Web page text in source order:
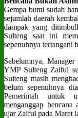
Gempa bumi sudah
sejumlah daerah
dampak yang
Sulteng saat ini
sepenuhnya tertangani
Sebelumnya,
YMP Sulteng Zaiful
Sulteng masih
belum sepenuhnya
Pemerintah untuk
menganggap bencana
ujar Zaiful pada Maret